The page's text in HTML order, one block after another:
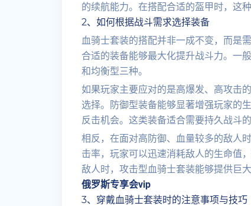
的续航能力。在搭配合适的盔甲时，这
2、如何根据战斗需求选择装备
血骑士套装的搭配并非一成不变，而是
合适的装备能够最大化提升战斗力。一
和均衡型三种。
如果玩家主要应对的是高爆发、高攻击
选择。防御型装备能够显著增强玩家的
反击机会。这类装备适合需要持久战斗的
相反，在面对高防御、血量较多的敌人
击率，玩家可以迅速消耗敌人的生命值
敌人时，攻击型血骑士套装能够提供巨大
俄罗斯专享会vip
3、穿戴血骑士套装时的注意事项与技巧